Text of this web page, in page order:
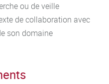
ou de veille
de collaboration avec
son domaine